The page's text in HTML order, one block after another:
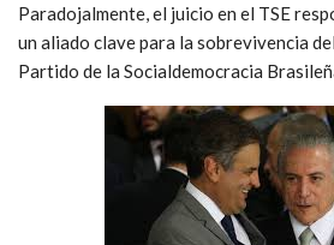
Paradojalmente, el juicio en el TSE
un aliado clave para la sobrevivencia
Partido de la Socialdemocracia